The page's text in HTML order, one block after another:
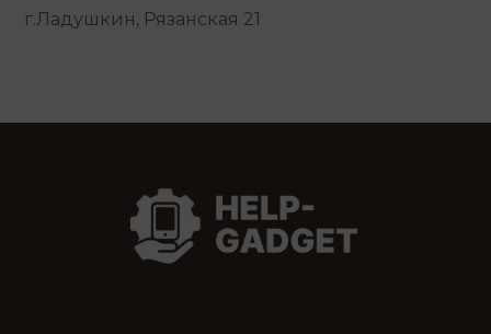
г.Ладушкин, Рязанская 21